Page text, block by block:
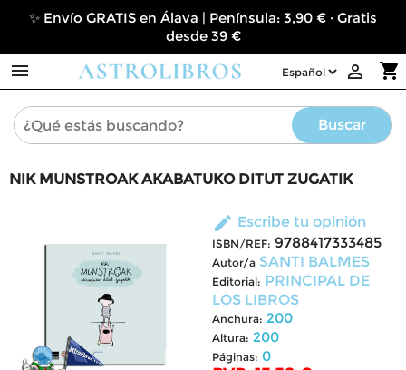
✨ Envío GRATIS en Álava | Península: 3,90 € · Gratis
desde 39 €
 shopping_cart

Buscar
NIK MUNSTROAK AKABATUKO DITUT ZUGATIK
edit Escribe tu opinión
ISBN/REF: 9788417333485
Autor/a SANTI BALMES
Editorial: PRINCIPAL DE
LOS LIBROS
Anchura: 200
Altura: 200
Páginas: 0